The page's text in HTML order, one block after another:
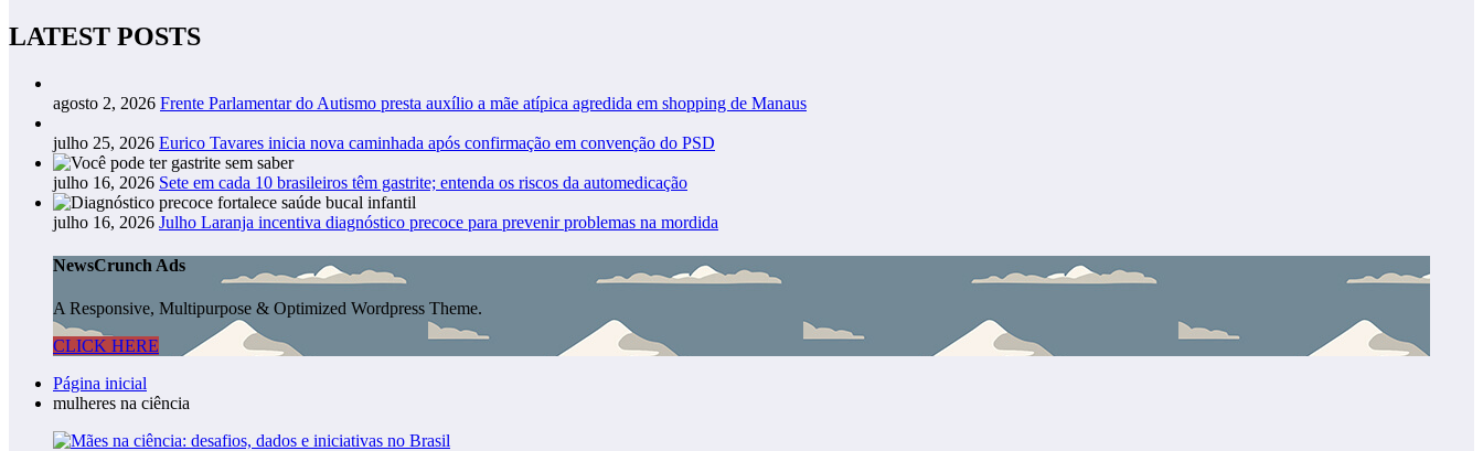
LATEST POSTS
agosto 2, 2026 Frente Parlamentar do Autismo presta auxílio a mãe atípica agredida em shopping de Manaus
julho 25, 2026 Eurico Tavares inicia nova caminhada após confirmação em convenção do PSD
julho 16, 2026 Sete em cada 10 brasileiros têm gastrite; entenda os riscos da automedicação
julho 16, 2026 Julho Laranja incentiva diagnóstico precoce para prevenir problemas na mordida
NewsCrunch Ads
A Responsive, Multipurpose & Optimized Wordpress Theme.
CLICK HERE
Página inicial
mulheres na ciência